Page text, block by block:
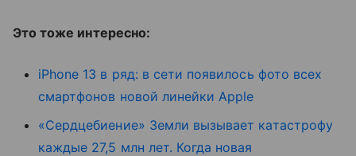
Это тоже интересно:
iPhone 13 в ряд: в сети появилось фото всех
смартфонов новой линейки Apple
«Сердцебиение» Земли вызывает катастрофу
каждые 27,5 млн лет. Когда новая